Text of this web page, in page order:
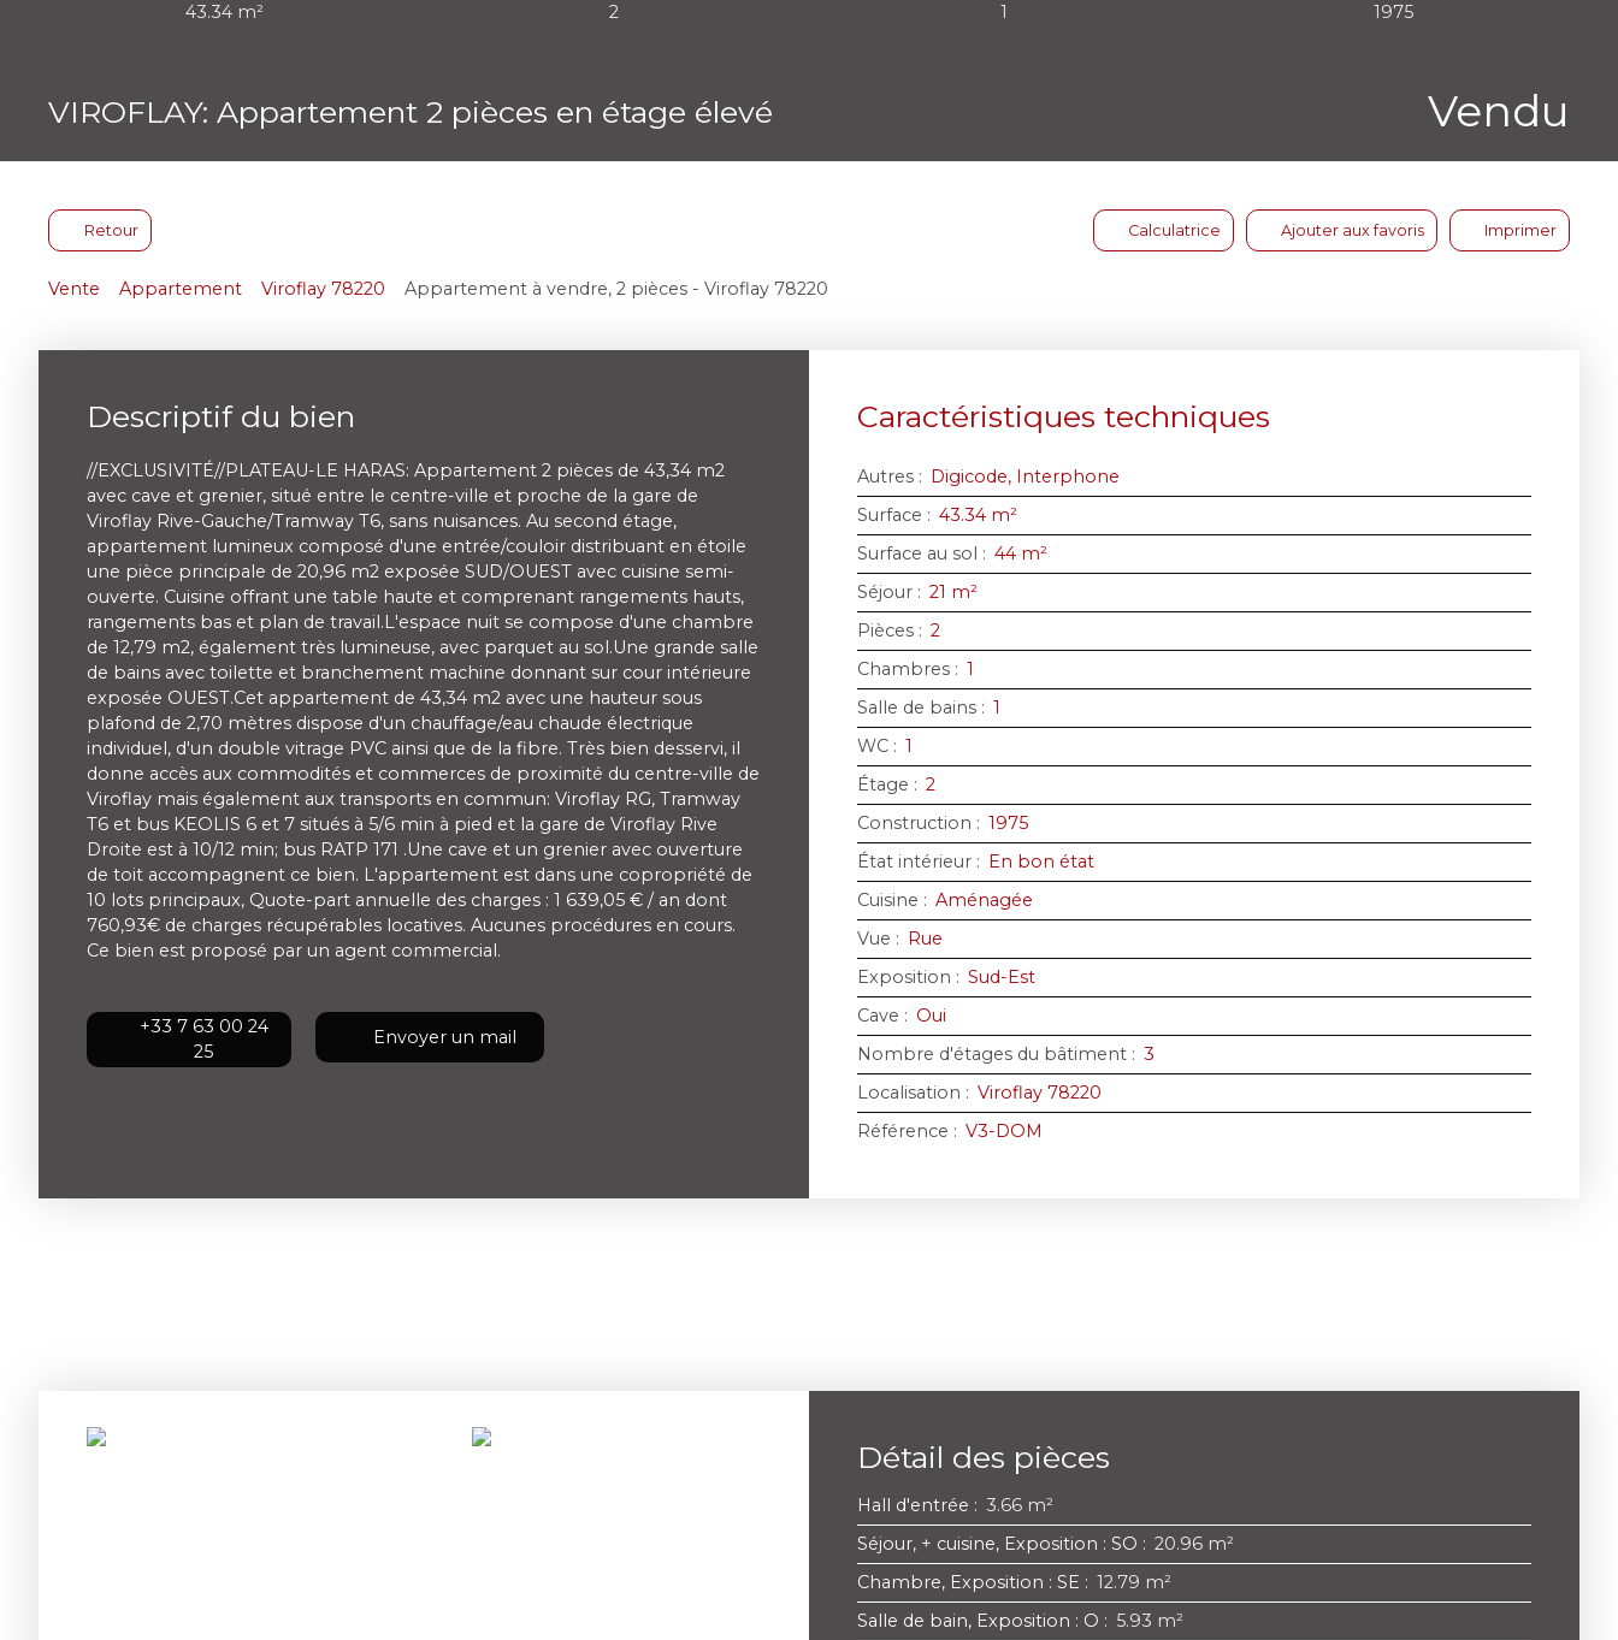
43.34 m²
2
1
1975
VIROFLAY: Appartement 2 pièces en étage élevé Vendu
Retour Calculatrice Ajouter aux favoris Imprimer
Vente Appartement Viroflay 78220 Appartement à vendre, 2 pièces - Viroflay 78220
Descriptif du bien
//EXCLUSIVITÉ//PLATEAU-LE HARAS: Appartement 2 pièces de 43,34 m2
avec cave et grenier, situé entre le centre-ville et proche de la gare de
Viroflay Rive-Gauche/Tramway T6, sans nuisances. Au second étage,
appartement lumineux composé d'une entrée/couloir distribuant en étoile
une pièce principale de 20,96 m2 exposée SUD/OUEST avec cuisine semi-
ouverte. Cuisine offrant une table haute et comprenant rangements hauts,
rangements bas et plan de travail.L'espace nuit se compose d'une chambre
de 12,79 m2, également très lumineuse, avec parquet au sol.Une grande salle
de bains avec toilette et branchement machine donnant sur cour intérieure
exposée OUEST.Cet appartement de 43,34 m2 avec une hauteur sous
plafond de 2,70 mètres dispose d'un chauffage/eau chaude électrique
individuel, d'un double vitrage PVC ainsi que de la fibre. Très bien desservi, il
donne accès aux commodités et commerces de proximité du centre-ville de
Viroflay mais également aux transports en commun: Viroflay RG, Tramway
T6 et bus KEOLIS 6 et 7 situés à 5/6 min à pied et la gare de Viroflay Rive
Droite est à 10/12 min; bus RATP 171 .Une cave et un grenier avec ouverture
de toit accompagnent ce bien. L'appartement est dans une copropriété de
10 lots principaux, Quote-part annuelle des charges : 1 639,05 € / an dont
760,93€ de charges récupérables locatives. Aucunes procédures en cours.
Ce bien est proposé par un agent commercial.
+33 7 63 00 24
25
Envoyer un mail
Caractéristiques techniques
Autres : Digicode, Interphone
Surface : 43.34 m²
Surface au sol : 44 m²
Séjour : 21 m²
Pièces : 2
Chambres : 1
Salle de bains : 1
WC : 1
Étage : 2
Construction : 1975
État intérieur : En bon état
Cuisine : Aménagée
Vue : Rue
Exposition : Sud-Est
Cave : Oui
Nombre d'étages du bâtiment : 3
Localisation : Viroflay 78220
Référence : V3-DOM
Détail des pièces
Hall d'entrée : 3.66 m²
Séjour, + cuisine, Exposition : SO : 20.96 m²
Chambre, Exposition : SE : 12.79 m²
Salle de bain, Exposition : O : 5.93 m²